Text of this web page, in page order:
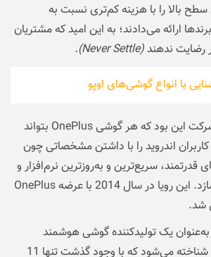
بالا را با هزینه کم‌تری نسبت به
ارائه می‌‌دادند؛ به این امید که مشتریان
رضایت ندهند(Never Settle).
با انواع گوشی‌های اوپو
به‌عبارتی، چشم‌انداز شرکت این بود که هر گوشی‌ OnePlus بتواند
اندروید را با داشتن مشخصاتی چون
سریع‌ترین و به‌روزترین نرم‌افزار و
قیمت پایین برآورده سازد. این رویا در سال 2014 با عرضه OnePlus
از آن زمان، OnePlus به‌عنوان یک تولید‌کننده گوشی هوشمند
منحصر‌به‌فرد در جهان شناخته می‌شود که با وجود گذشت تنها 11